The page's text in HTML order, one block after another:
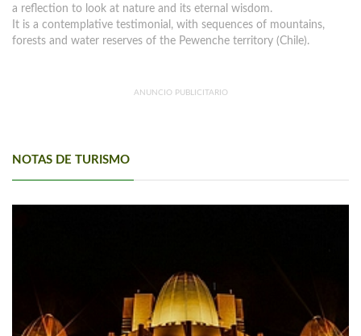
a reflection to look at nature and its eternal wisdom.
It is a contemplative testimonial, with sequences of mountains,
forests and water reserves of the Pewenche territory (Chile).
ANUNCIO PUBLICITARIO
NOTAS DE TURISMO